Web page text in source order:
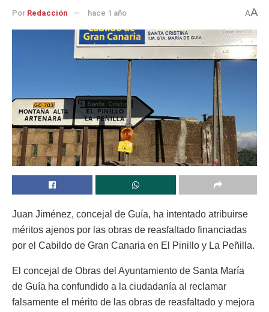
Por Redacción hace 1 año AA
Juan Jiménez, concejal de Guía, ha intentado atribuirse
méritos ajenos por las obras de reasfaltado financiadas
por el Cabildo de Gran Canaria en El Pinillo y La Peñilla.
El concejal de Obras del Ayuntamiento de Santa María
de Guía ha confundido a la ciudadanía al reclamar
falsamente el mérito de las obras de reasfaltado y mejora